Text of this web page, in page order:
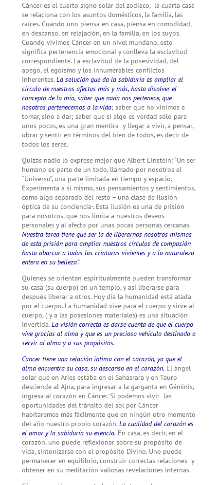
Cáncer es el cuarto signo solar del zodíaco, la cuarta casa
se relaciona con los asuntos domésticos, la familia, las
raíces. Cuando uno piensa en casa, piensa en comodidad,
en descanso, en relajación, en la familia, en los suyos.
Cuando vivimos Cáncer en un nivel mundano, esto
significa pertenencia emocional y conlleva la esclavitud
correspondiente. La esclavitud de la posesividad, del
apego, el egoísmo y los innumerables conflictos
inherentes. La solución que da la sabiduría es ampliar el
círculo de nuestros afectos más y más, hasta disolver el
concepto de lo mío, saber que nada nos pertenece, que
nosotros pertenecemos a la vida; saber que no vinimos a
tomar, sino a dar; saber que si algo es verdad sólo para
unos pocos, es una gran mentira y llegar a vivir, a pensar,
obrar y sentir en términos del bien de todos, es decir de
todos los seres.
Quizás nadie lo exprese mejor que Albert Einstein: “Un ser
humano es parte de un todo, llamado por nosotros el
“Universo”, una parte limitada en tiempo y espacio.
Experimenta a sí mismo, sus pensamientos y sentimientos,
como algo separado del resto – una clase de ilusión
óptica de su conciencia-. Esta ilusión es una de prisión
para nosotros, que nos limita a nuestros deseos
personales y al afecto por unas pocas personas cercanas.
Nuestra tarea tiene que ser la de liberarnos nosotros mismos
de esta prisión para ampliar nuestros círculos de compasión
hasta abarcar a todas las criaturas vivientes y a la naturaleza
entera en su belleza”.
Quienes se orientan espiritualmente pueden transformar
su casa (su cuerpo) en un templo, y así liberarse para
después liberar a otros. Hoy día la humanidad está atada
por el cuerpo. La humanidad vive para el cuerpo y sirve al
cuerpo, ( y a las posesiones materiales) es una situación
invertida. La visión correcta es darse cuenta de que el cuerpo
vive gracias al alma y que es un precioso vehículo destinado a
servir al alma y a sus propósitos.
Cancer tiene una relación íntima con el corazón, ya que el
alma encuentra su casa, su descanso en el corazón. El ángel
solar que en Aries estaba en el Sahasrara y en Tauro
desciende al Ajna, para ingresar a la garganta en Géminis,
ingresa al corazón en Cáncer. Si podemos vivir las
oportunidades del tránsito del sol por Cáncer
habitaremos más fácilmente que en ningún otro momento
del año nuestro propio corazón. La cualidad del corazón es
el amor y la sabiduría su esencia. En casa, es decir, en el
corazón, uno puede reflexionar sobre su propósito de
vida, sintonizarse con el propósito Divino. Uno puede
permanecer en equilibrio, construir correctas relaciones y
obtener en su meditación valiosas revelaciones internas.